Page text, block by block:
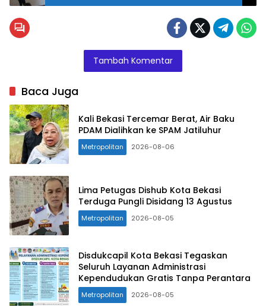
Net
Tambah Komentar
Baca Juga
Kali Bekasi Tercemar Berat, Air Baku
PDAM Dialihkan ke SPAM Jatiluhur
Metropolitan 2026-08-06
Lima Petugas Dishub Kota Bekasi
Terduga Pungli Disidang 13 Agustus
Metropolitan 2026-08-05
Disdukcapil Kota Bekasi Tegaskan
Seluruh Layanan Administrasi
Kependudukan Gratis Tanpa Perantara
Metropolitan 2026-08-05